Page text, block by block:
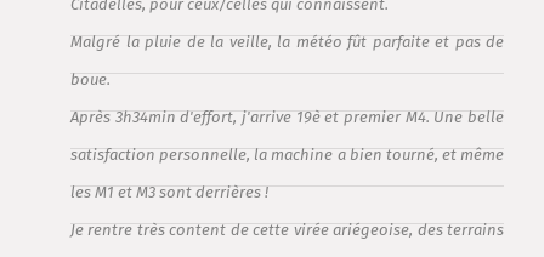
Citadelles, pour ceux/celles qui connaissent.
Malgré la pluie de la veille, la météo fût parfaite et pas de
boue.
Après 3h34min d'effort, j'arrive 19è et premier M4. Une belle
satisfaction personnelle, la machine a bien tourné, et même
les M1 et M3 sont derrières !
Je rentre très content de cette virée ariégeoise, des terrains